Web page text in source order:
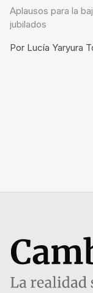
Aplausos para la
jubilados
Por Lucía Yaryura